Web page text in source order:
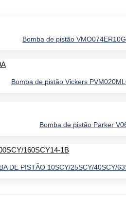
Bomba de pistão
Bomba de pistão Vickers
Bomba de pistão Parker
DE PISTÃO 10SCY/25SCY/40SCY/